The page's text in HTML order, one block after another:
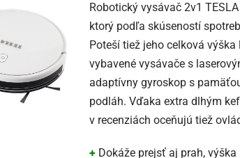
Robotický vysávač 2v1
ktorý podľa skúseností
Poteší tiež jeho celková
vybavené vysávače s
adaptívny gyroskop s
podláh. Vďaka extra dlhým
v recenziách oceňujú tiež
+ Dokáže prejsť aj prah,